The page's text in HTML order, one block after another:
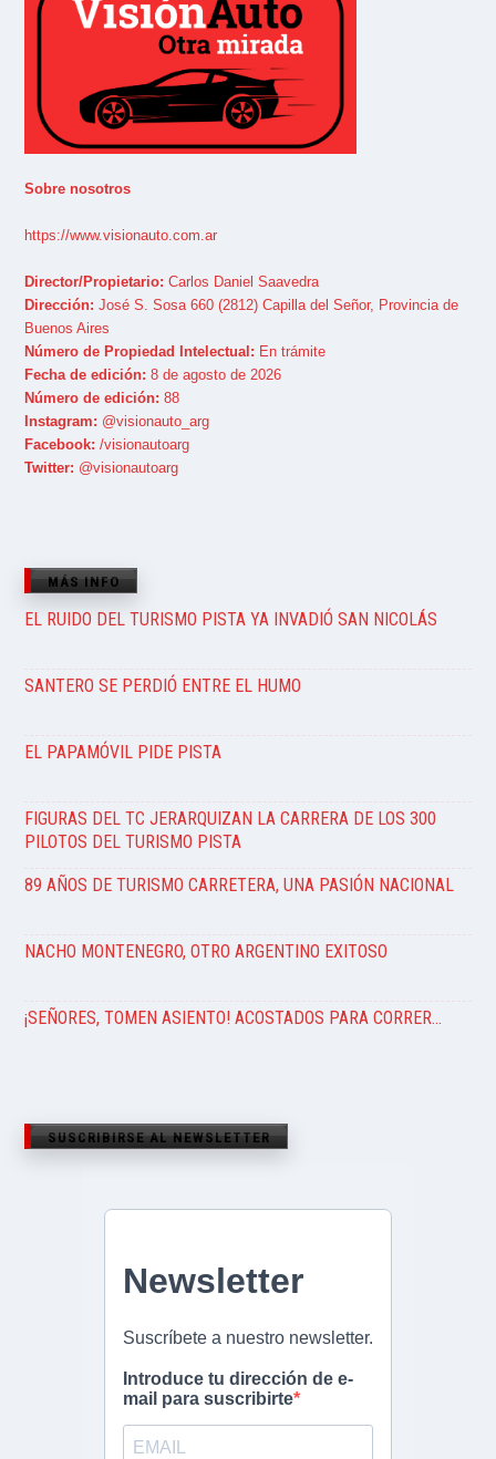
Sobre nosotros
https://www.visionauto.com.ar
Director/Propietario: Carlos Daniel Saavedra
Dirección: José S. Sosa 660 (2812) Capilla del Señor, Provincia de
Buenos Aires
Número de Propiedad Intelectual: En trámite
Fecha de edición: 8 de agosto de 2026
Número de edición: 88
Instagram: @visionauto_arg
Facebook: /visionautoarg
Twitter: @visionautoarg
MÁS INFO
EL RUIDO DEL TURISMO PISTA YA INVADIÓ SAN NICOLÁS
SANTERO SE PERDIÓ ENTRE EL HUMO
EL PAPAMÓVIL PIDE PISTA
FIGURAS DEL TC JERARQUIZAN LA CARRERA DE LOS 300
PILOTOS DEL TURISMO PISTA
89 AÑOS DE TURISMO CARRETERA, UNA PASIÓN NACIONAL
NACHO MONTENEGRO, OTRO ARGENTINO EXITOSO
¡SEÑORES, TOMEN ASIENTO! ACOSTADOS PARA CORRER…
SUSCRIBIRSE AL NEWSLETTER